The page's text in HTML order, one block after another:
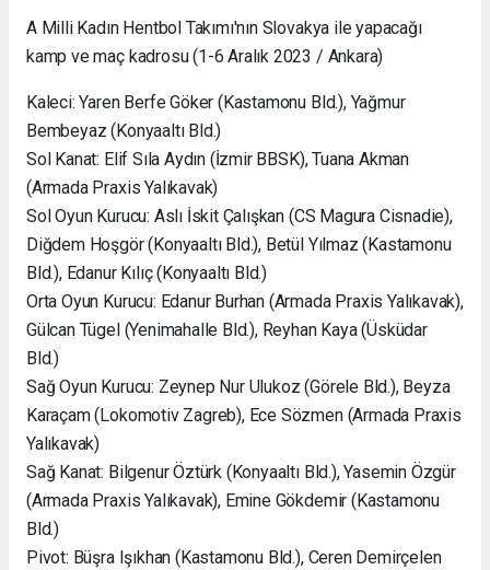
A Milli Kadın Hentbol Takımı'nın Slovakya ile yapacağı
kamp ve maç kadrosu (1-6 Aralık 2023 / Ankara)
Kaleci: Yaren Berfe Göker (Kastamonu Bld.), Yağmur
Bembeyaz (Konyaaltı Bld.)
Sol Kanat: Elif Sıla Aydın (İzmir BBSK), Tuana Akman
(Armada Praxis Yalıkavak)
Sol Oyun Kurucu: Aslı İskit Çalışkan (CS Magura Cisnadie),
Diğdem Hoşgör (Konyaaltı Bld.), Betül Yılmaz (Kastamonu
Bld.), Edanur Kılıç (Konyaaltı Bld.)
Orta Oyun Kurucu: Edanur Burhan (Armada Praxis Yalıkavak),
Gülcan Tügel (Yenimahalle Bld.), Reyhan Kaya (Üsküdar
Bld.)
Sağ Oyun Kurucu: Zeynep Nur Ulukoz (Görele Bld.), Beyza
Karaçam (Lokomotiv Zagreb), Ece Sözmen (Armada Praxis
Yalıkavak)
Sağ Kanat: Bilgenur Öztürk (Konyaaltı Bld.), Yasemin Özgür
(Armada Praxis Yalıkavak), Emine Gökdemir (Kastamonu
Bld.)
Pivot: Büşra Işıkhan (Kastamonu Bld.), Ceren Demirçelen